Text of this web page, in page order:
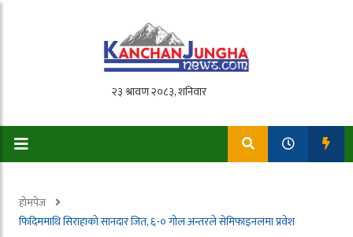
होमपेज
फिदिममाथि सिराहाको सानदार जित, ६-० गोल अन्तरले सेमिफाइनलमा प्रवेश